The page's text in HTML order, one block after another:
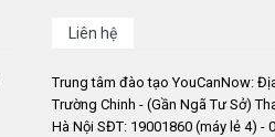
Liên hệ
Trung tâm đào tạo YouCanNow:
Trường Chinh - (Gần Ngã Tư Sở)
Hà Nội SĐT: 19001860 (máy lẻ 4) -